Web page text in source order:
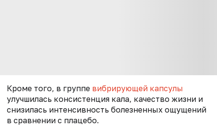
Кроме того, в группе вибрирующей капсулы
улучшилась консистенция кала, качество жизни и
снизилась интенсивность болезненных ощущений
в сравнении с плацебо.